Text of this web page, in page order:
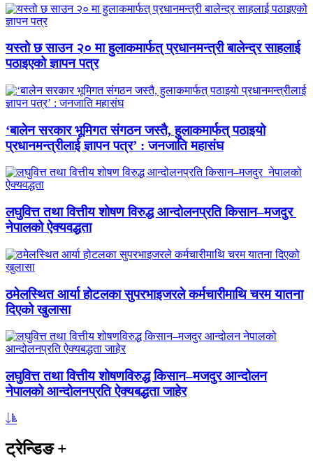
यस्तो छ साउन २० मा हुलाकमार्फत् प्रधानमन्त्री बालेन्द्र साहलाई
पठाइएको ज्ञापन पत्र
‘बालेन सरकार भूमिगत संगठन जस्तै, हुलाकमार्फत् पठाइयो
प्रधानमन्त्रीलाई ज्ञापन पत्र’ : जनजाति महासंघ
लघुवित्त तथा वित्तीय शोषण विरुद्ध आन्दोलनप्रति किसान–मजदुर
नेपालको ऐक्यवद्धता
ठमेलस्थित आर्या होटलका सुपरभाइजरले कर्मचारीमाथि चरम यातना
दिएको खुलासा
लघुवित्त तथा वित्तीय शोषणविरुद्ध किसान–मजदुर आन्दोलन
नेपालको आन्दोलनप्रति ऐक्यबद्धता जाहेर
ट्रेन्डिङ+